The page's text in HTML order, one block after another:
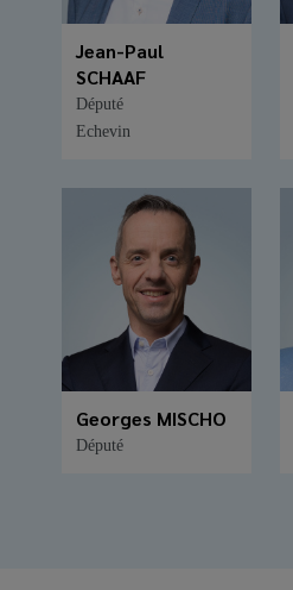
Jean-Paul
SCHAAF
Député
Echevin
Georges MISCHO
Député